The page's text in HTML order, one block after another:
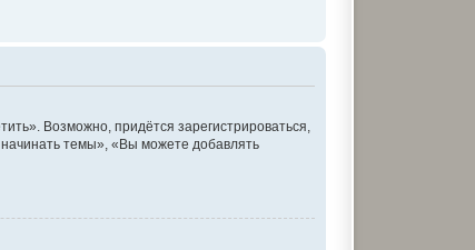
Возможно, придётся зарегистрироваться,
темы», «Вы можете добавлять